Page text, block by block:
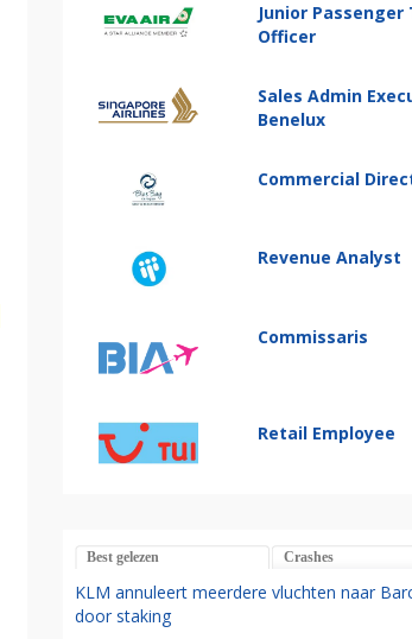
Junior Passenger
Officer
Sales Admin
Benelux
Commercial
Revenue Analyst
Commissaris
Retail Employee
Best gelezen Crashes
KLM annuleert meerdere vluchten naar
door staking